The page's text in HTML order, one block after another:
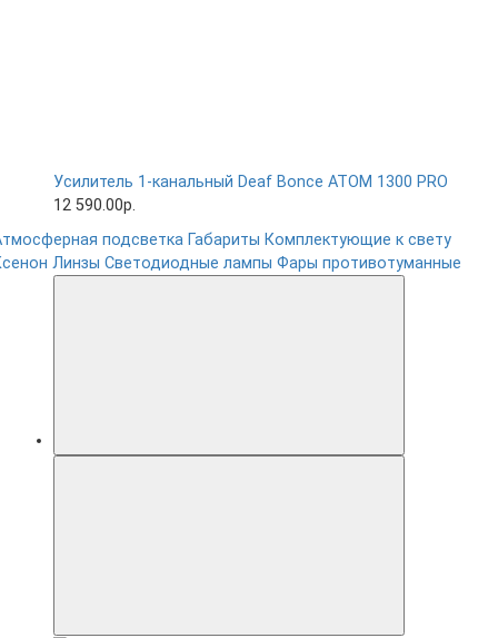
Усилитель 1-канальный Deaf Bonce ATOM 1300 PRO
12 590.00р.
подсветка Габариты Комплектующие к свету
Линзы Светодиодные лампы Фары противотуманные